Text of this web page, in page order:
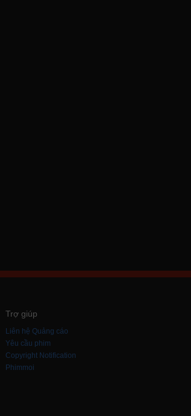
Trợ giúp
Liên hệ Quảng cáo
Yêu cầu phim
Copyright Notification
Phimmoi